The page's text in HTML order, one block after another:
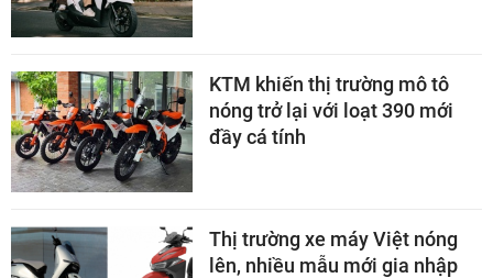
KTM khiến thị trường mô tô
nóng trở lại với loạt 390 mới
đầy cá tính
Thị trường xe máy Việt nóng
lên, nhiều mẫu mới gia nhập